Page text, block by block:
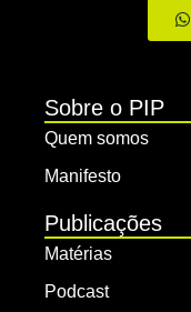
Sobre o PIP
Quem somos
Manifesto
Publicações
Matérias
Podcast